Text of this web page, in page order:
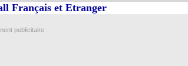
Français et Etranger
publicitaire
03/09 OM: premier contrat pro pour Bakola (off.)
03/09 OM: Merlin veut "titiller" le PSG